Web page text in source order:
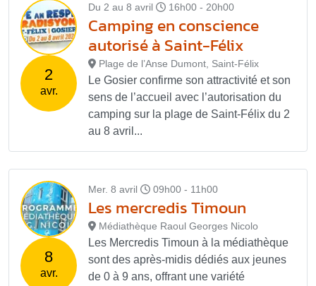
2
avr.
Du 2 au 8 avril 16h00 - 20h00
Camping en conscience
autorisé à Saint-Félix
Plage de l’Anse Dumont, Saint-Félix
Le Gosier confirme son attractivité et son
sens de l’accueil avec l’autorisation du
camping sur la plage de Saint-Félix du 2
au 8 avril...
8
avr.
Mer. 8 avril 09h00 - 11h00
Les mercredis Timoun
Médiathèque Raoul Georges Nicolo
Les Mercredis Timoun à la médiathèque
sont des après-midis dédiés aux jeunes
de 0 à 9 ans, offrant une variété